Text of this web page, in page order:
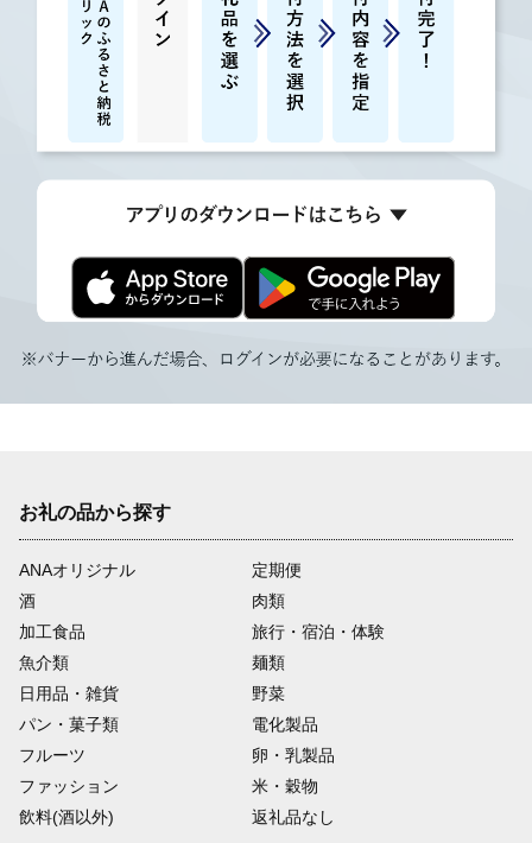
お礼の品から探す
ANAオリジナル
定期便
酒
肉類
加工食品
旅行・宿泊・体験
魚介類
麺類
日用品・雑貨
野菜
パン・菓子類
電化製品
フルーツ
卵・乳製品
ファッション
米・穀物
飲料(酒以外)
返礼品なし